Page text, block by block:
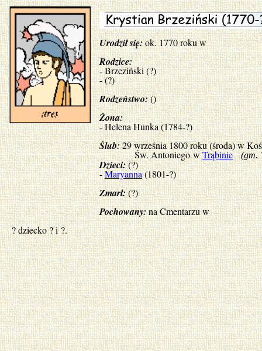
Urodził się:ok. 1770 roku w
Rodzice:
- Brzeziński (?)
- (?)
Rodzeństwo:()
Żona:
- Helena Hunka (1784-?)
Ślub:29 września 1800 roku (środa) w
Św. Antoniego wTrąbinie (gm.
Dzieci:(?)
-Maryanna(1801-?)
Zmarł:(?)
Pochowany:na Cmentarzu w
? dziecko ? i ?.